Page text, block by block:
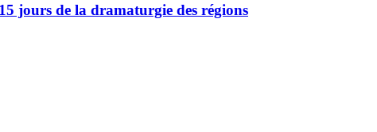
jours de la dramaturgie des régions